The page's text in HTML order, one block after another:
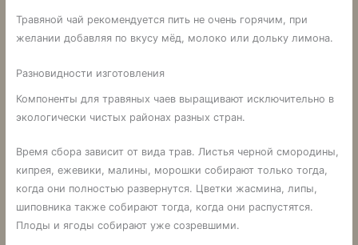
Травяной чай рекомендуется пить не очень горячим, при
желании добавляя по вкусу мёд, молоко или дольку лимона.
Разновидности изготовления
Компоненты для травяных чаев выращивают исключительно в
экологически чистых районах разных стран.
Время сбора зависит от вида трав. Листья черной смородины,
кипрея, ежевики, малины, морошки собирают только тогда,
когда они полностью развернутся. Цветки жасмина, липы,
шиповника также собирают тогда, когда они распустятся.
Плоды и ягоды собирают уже созревшими.